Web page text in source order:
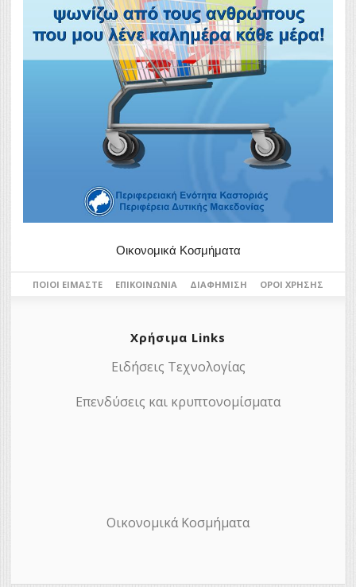
Οικονομικά Κοσμήματα
ΠΟΙΟΙ ΕΊΜΑΣΤΕ ΕΠΙΚΟΙΝΩΝΊΑ ΔΙΑΦΉΜΙΣΗ ΌΡΟΙ ΧΡΉΣΗΣ
Χρήσιμα Links
Ειδήσεις Τεχνολογίας
Επενδύσεις και κρυπτονομίσματα
Οικονομικά Κοσμήματα